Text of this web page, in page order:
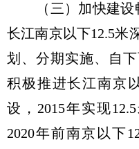
（三）加快建设
长江南京以下12.5米
划、分期实施、自
积极推进长江南京
设，2015年实现
2020年前南京以下